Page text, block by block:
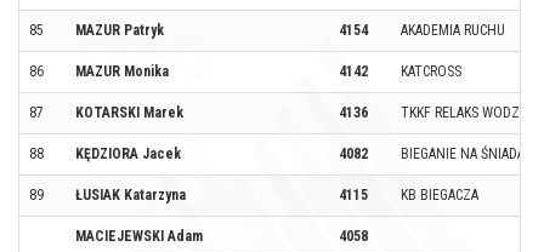
85 MAZUR Patryk 4154 AKADEMIA RUCHU
86 MAZUR Monika 4142 KATCROSS
87 KOTARSKI Marek 4136 TKKF RELAKS
88 KĘDZIORA Jacek 4082 BIEGANIE NA ŚNIADANIE
89 ŁUSIAK Katarzyna 4115 KB BIEGACZA
MACIEJEWSKI Adam 4058